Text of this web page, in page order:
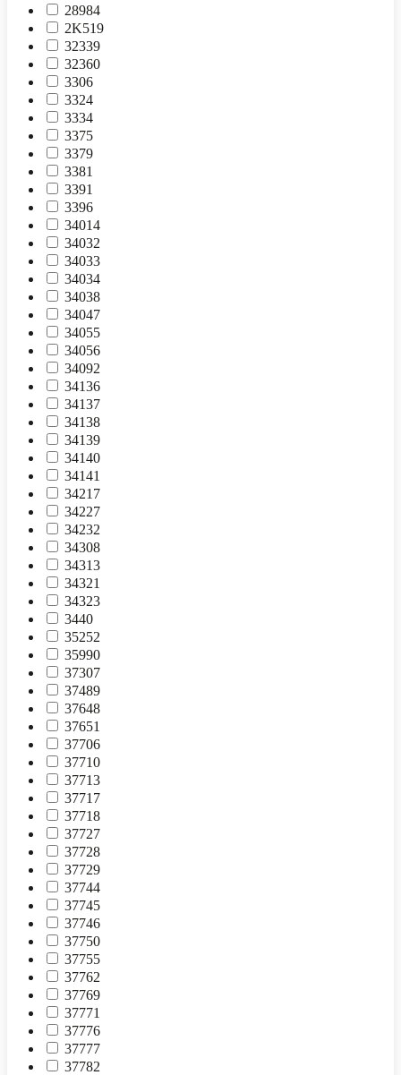
28984
2K519
32339
32360
3306
3324
3334
3375
3379
3381
3391
3396
34014
34032
34033
34034
34038
34047
34055
34056
34092
34136
34137
34138
34139
34140
34141
34217
34227
34232
34308
34313
34321
34323
3440
35252
35990
37307
37489
37648
37651
37706
37710
37713
37717
37718
37727
37728
37729
37744
37745
37746
37750
37755
37762
37769
37771
37776
37777
37782